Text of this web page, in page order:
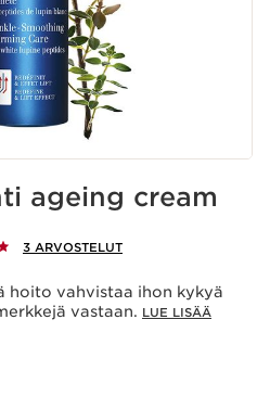
ageing cream
3 ARVOSTELUT
vahvistaa ihon kykyä
vastaan. LUE LISÄÄ